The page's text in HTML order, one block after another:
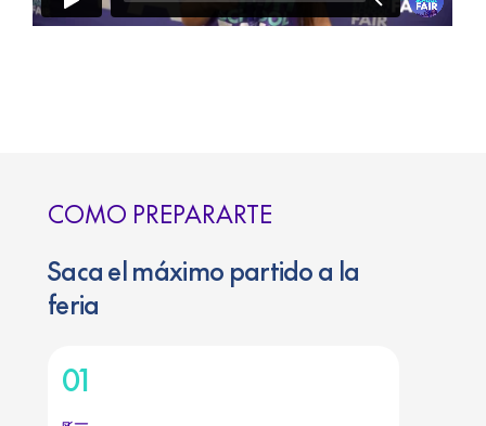
COMO PREPARARTE
Saca el máximo partido a la
feria
01